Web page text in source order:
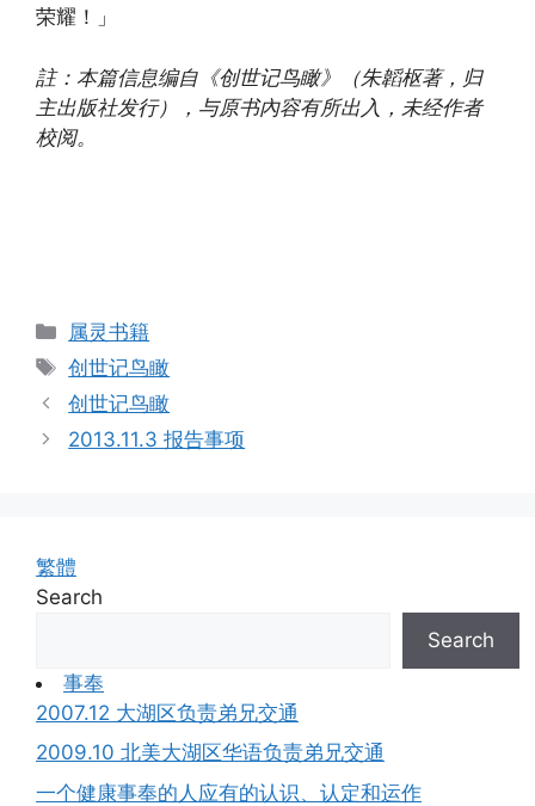
荣耀！」
註：本篇信息编自《创世记鸟瞰》（朱韜枢著，归
主出版社发行），与原书內容有所出入，未经作者
校阅。
Categories
属灵书籍
Tags
创世记鸟瞰
创世记鸟瞰
2013.11.3 报告事项
繁體
Search
Search
事奉
2007.12 大湖区负责弟兄交通
2009.10 北美大湖区华语负责弟兄交通
一个健康事奉的人应有的认识、认定和运作